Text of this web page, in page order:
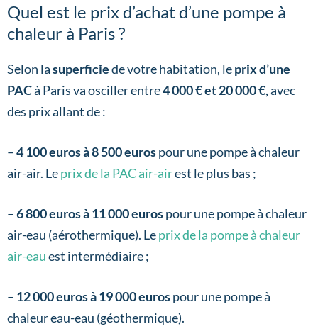
Quel est le prix d’achat d’une pompe à
chaleur à Paris ?
Selon lasuperficiede votre habitation, leprix d’une
PACà Paris va osciller entre4 000 € et 20 000 €,avec
des prix allant de :
–4 100 euros à 8 500 eurospour une pompe à chaleur
air-air. Leprix de la PAC air-airest le plus bas ;
–6 800 euros à 11 000 eurospour une pompe à chaleur
air-eau (aérothermique). Leprix de la pompe à chaleur
air-eauest intermédiaire ;
– 12 000 euros à 19 000 eurospour une pompe à
chaleur eau-eau (géothermique).